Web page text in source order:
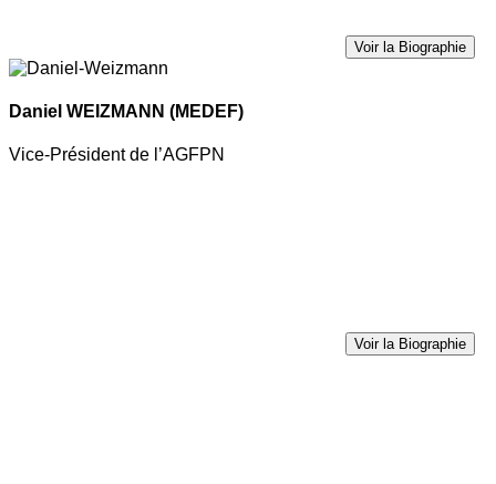
Voir la Biographie
Daniel WEIZMANN (MEDEF)
Vice-Président de l’AGFPN
Voir la Biographie